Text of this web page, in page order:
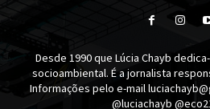
Desde 1990 que Lúcia Chayb
socioambiental. É a jornalista
Informações pelo e-mail
@luciachayb